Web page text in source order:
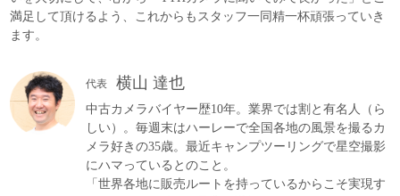
満足して頂けるよう、これからもスタッフ一同精一杯頑張っていき
ます。
代表 横山 達也
中古カメラバイヤー歴10年。業界では割と有名人（ら
しい）。毎週末はハーレーで全国各地の風景を撮るカ
メラ好きの35歳。最近キャンプツーリングで星空撮影
にハマっているとのこと。
「世界各地に販売ルートを持っているからこそ実現す